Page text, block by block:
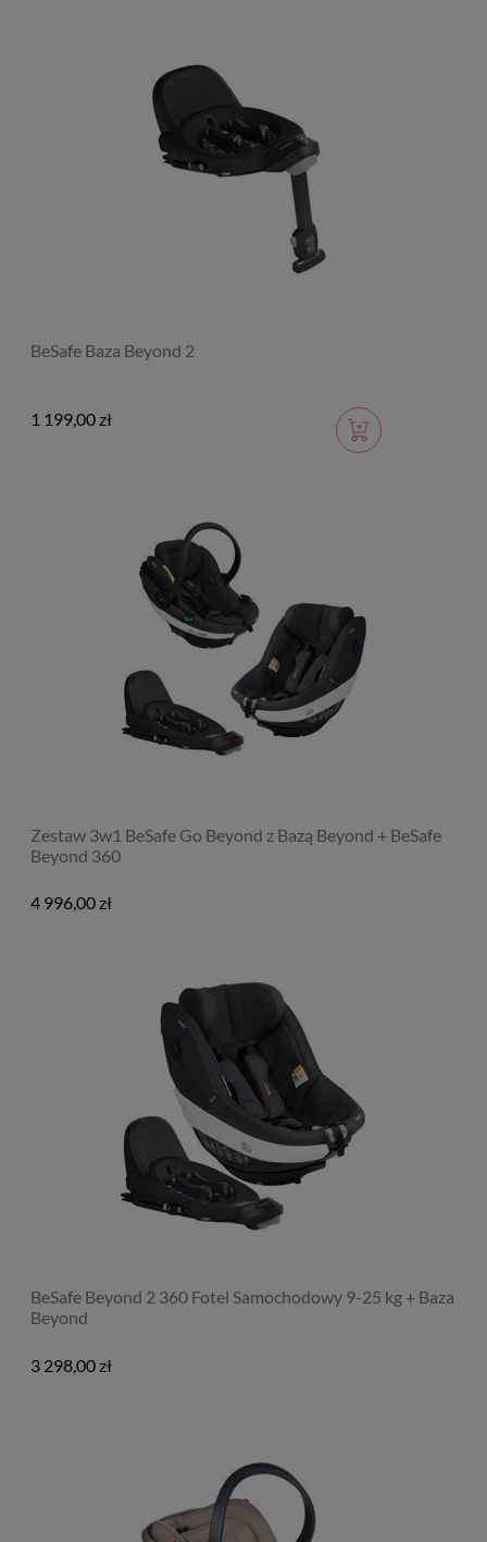
BeSafe Baza Beyond 2
1 199,00 zł
Zestaw 3w1 BeSafe Go Beyond z Bazą Beyond + BeSafe
Beyond 360
4 996,00 zł
BeSafe Beyond 2 360 Fotel Samochodowy 9-25 kg + Baza
Beyond
3 298,00 zł